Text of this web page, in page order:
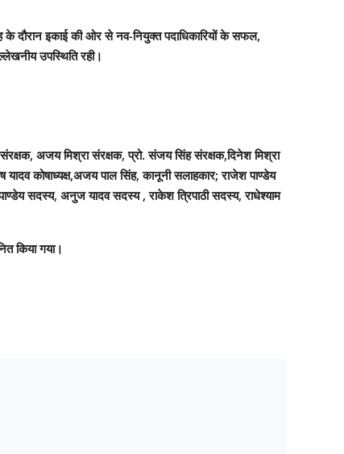
के दौरान इकाई की ओर से नव-नियुक्त पदाधिकारियों के सफल,
उपस्थिति रही।
संरक्षक, अजय मिश्रा संरक्षक, प्रो. संजय सिंह संरक्षक,दिनेश मिश्रा
कोषाध्यक्ष,अजय पाल सिंह, कानूनी सलाहकार; राजेश पाण्डेय
पाण्डेय सदस्य, अनुज यादव सदस्य , राकेश त्रिपाठी सदस्य, राधेश्याम
किया गया।